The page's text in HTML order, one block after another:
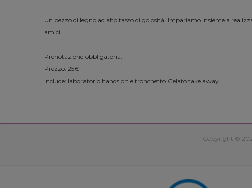
Un pezzo di legno ad alto tasso di golosità! Impariamo insieme a
amici.
Prenotazione obbligatoria.
Prezzo: 25€
Include: laboratorio hands on e tronchetto Gelato take away.
Copyright ©